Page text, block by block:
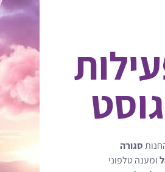
מידות : 100X63X8
מסה סגולית
כיסוי
סגורה
ומענה טלפוני